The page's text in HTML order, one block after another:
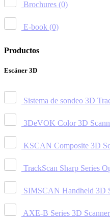
Brochures (0)
E-book (0)
Productos
Escáner 3D
Sistema de sondeo 3D
3DeVOK Color 3D
KSCAN Composite 3D
TrackScan Sharp Series
SIMSCAN Handheld 3D
AXE-B Series 3D Scanner